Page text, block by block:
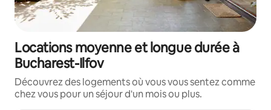
Locations moyenne et longue durée à
Bucharest-Ilfov
Découvrez des logements où vous vous sentez comme
chez vous pour un séjour d'un mois ou plus.